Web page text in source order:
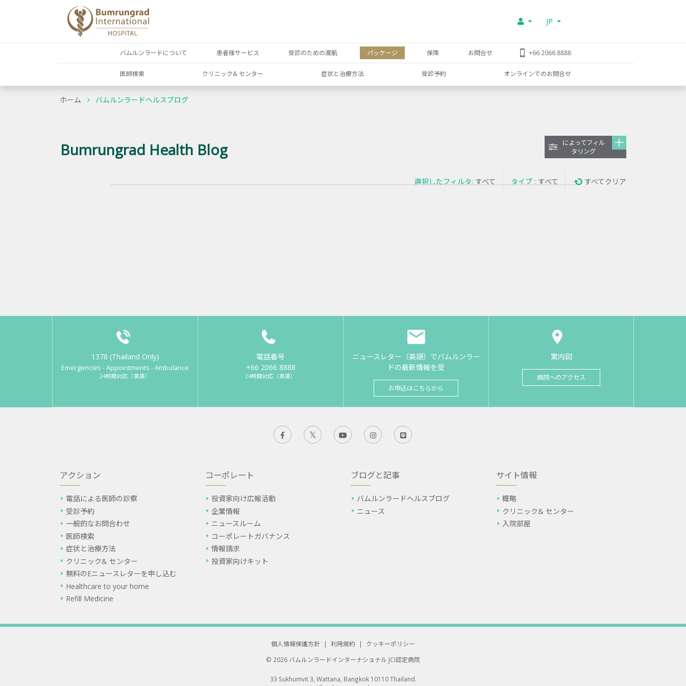
JP
バムルンラードについて 患者様サービス 受診のための渡航 パッケージ 保険 お問合せ +66 2066 8888
医師検索 クリニック& センター 症状と治療方法 受診予約 オンラインでのお問合せ
ホーム バムルンラードヘルスブログ
Bumrungrad Health Blog
によってフィル
タリング
選択したフィルタ: すべて タイプ : すべて すべてクリア
1378 (Thailand Only)
Emergencies - Appointments - Ambulance
24時間対応（英語）
電話番号
+66 2066 8888
24時間対応（英語）
ニュースレター（英語）でバムルンラー
ドの最新情報を受
お申込はこちらから
案内図
病院へのアクセス
アクション
電話による医師の診察
受診予約
一般的なお問合わせ
医師検索
症状と治療方法
クリニック& センター
無料のEニュースレターを申し込む
Healthcare to your home
Refill Medicine
コーポレート
投資家向け広報活動
企業情報
ニュースルーム
コーポレートガバナンス
情報請求
投資家向けキット
ブログと記事
バムルンラードヘルスブログ
ニュース
サイト情報
概略
クリニック& センター
入院部屋
個人情報保護方針 | 利用規約 |
クッキーポリシー
© 2026 バムルンラードインターナショナル JCI認定病院
33 Sukhumvit 3, Wattana, Bangkok 10110 Thailand.